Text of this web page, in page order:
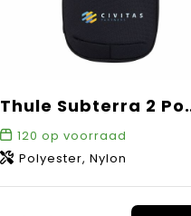
Thule
120 op voorraad
Polyester, Nylon